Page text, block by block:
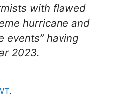
with flawed
hurricane and
events” having
2023.
.